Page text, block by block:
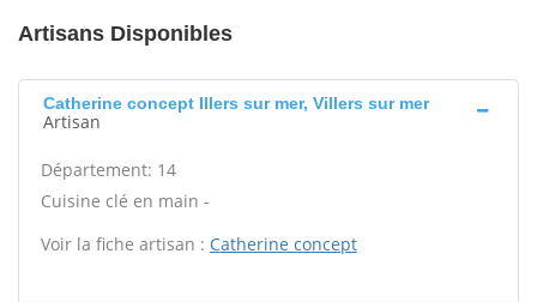
Artisans Disponibles
Catherine concept Illers sur mer, Villers sur mer
Artisan
Département: 14
Cuisine clé en main -
Voir la fiche artisan : Catherine concept